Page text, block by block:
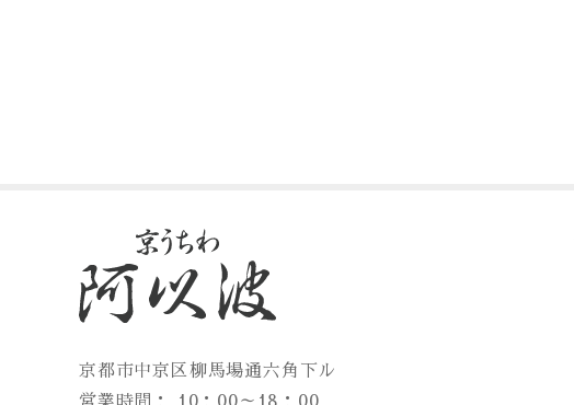
京都市中京区柳馬場通六角下ル
営業時間： 10：00～18：00